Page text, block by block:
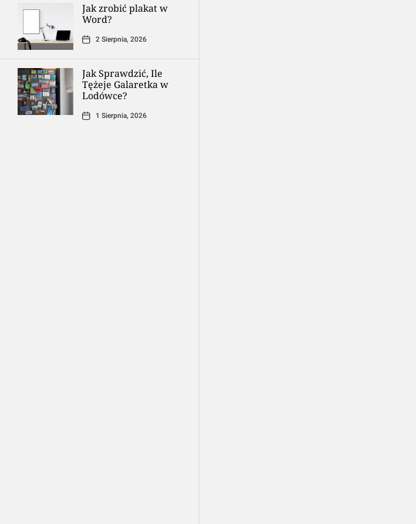
Jak zrobić plakat w
Word?
2 Sierpnia, 2026
Jak Sprawdzić, Ile
Tężeje Galaretka w
Lodówce?
1 Sierpnia, 2026